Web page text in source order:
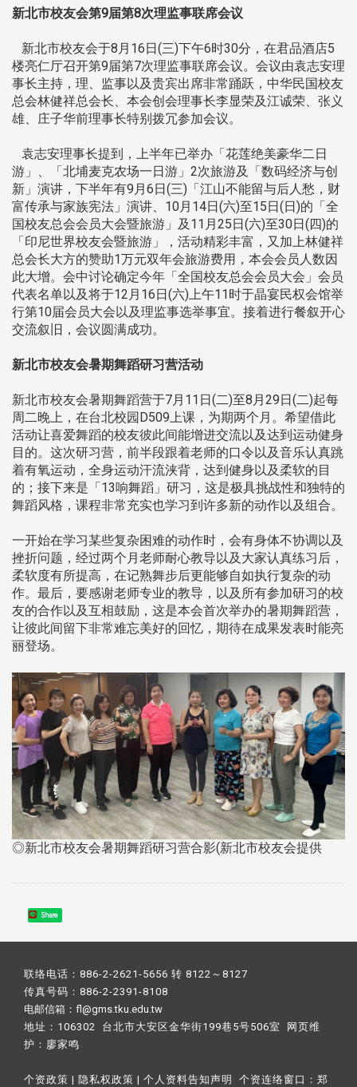
新北市校友会第9届第8次理监事联席会议
新北市校友会于8月16日(三)下午6时30分，在君品酒店5
楼亮仁厅召开第9届第7次理监事联席会议。会议由袁志安理
事长主持，理、监事以及贵宾出席非常踊跃，中华民国校友
总会林健祥总会长、本会创会理事长李显荣及江诚荣、张义
雄、庄子华前理事长特别拨冗参加会议。
袁志安理事长提到，上半年已举办「花莲绝美豪华二日
游」、「北埔麦克农场一日游」2次旅游及「数码经济与创
新」演讲，下半年有9月6日(三)「江山不能留与后人愁，财
富传承与家族宪法」演讲、10月14日(六)至15日(日)的「全
国校友总会会员大会暨旅游」及11月25日(六)至30日(四)的
「印尼世界校友会暨旅游」，活动精彩丰富，又加上林健祥
总会长大方的赞助1万元双年会旅游费用，本会会员人数因
此大增。会中讨论确定今年「全国校友总会会员大会」会员
代表名单以及将于12月16日(六)上午11时于晶宴民权会馆举
行第10届会员大会以及理监事选举事宜。接着进行餐叙开心
交流叙旧，会议圆满成功。
新北市校友会暑期舞蹈研习营活动
新北市校友会暑期舞蹈营于7月11日(二)至8月29日(二)起每
周二晚上，在台北校园D509上课，为期两个月。希望借此
活动让喜爱舞蹈的校友彼此间能增进交流以及达到运动健身
目的。这次研习营，前半段跟着老师的口令以及音乐认真跳
着有氧运动，全身运动汗流浃背，达到健身以及柔软的目
的；接下来是「13响舞蹈」研习，这是极具挑战性和独特的
舞蹈风格，课程非常充实也学习到许多新的动作以及组合。
一开始在学习某些复杂困难的动作时，会有身体不协调以及
挫折问题，经过两个月老师耐心教导以及大家认真练习后，
柔软度有所提高，在记熟舞步后更能够自如执行复杂的动
作。最后，要感谢老师专业的教导，以及所有参加研习的校
友的合作以及互相鼓励，这是本会首次举办的暑期舞蹈营，
让彼此间留下非常难忘美好的回忆，期待在成果发表时能亮
丽登场。
◎新北市校友会暑期舞蹈研习营合影(新北市校友会提供
Share
联络电话：886-2-2621-5656 转 8122～8127
传真号码：886-2-2391-8108
电邮信箱：fl@gms.tku.edu.tw
地址：106302 台北市大安区金华街199巷5号506室 网页维
护： 廖家鸣​
个资政策 | 隐私权政策 | 个人资料告知声明 个资连络窗口： 郑